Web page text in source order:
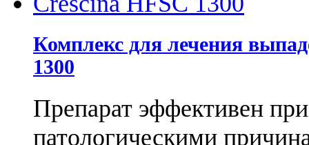
Комплекс для лечения
1300
Препарат эффективен
патологическими